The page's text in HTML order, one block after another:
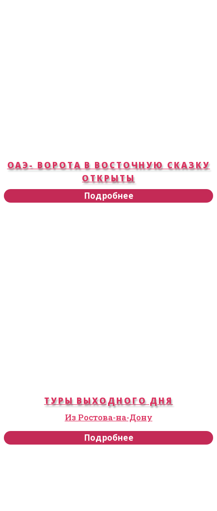
ОАЭ- ВОРОТА В ВОСТОЧНУЮ СКАЗКУ
ОТКРЫТЫ
Подробнее
ТУРЫ ВЫХОДНОГО ДНЯ
Из Ростова-на-Дону
Подробнее